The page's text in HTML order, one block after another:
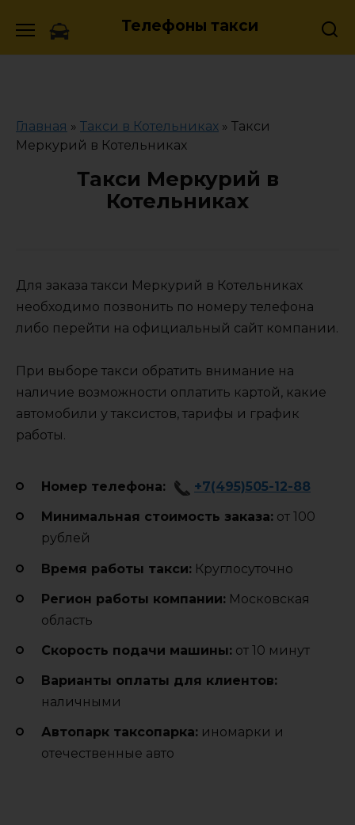
Телефоны такси
Главная » Такси в Котельниках » Такси
Меркурий в Котельниках
Такси Меркурий в
Котельниках
Для заказа такси Меркурий в Котельниках
необходимо позвонить по номеру телефона
либо перейти на официальный сайт компании.
При выборе такси обратить внимание на
наличие возможности оплатить картой, какие
автомобили у таксистов, тарифы и график
работы.
Номер телефона: +7(495)505-12-88
Минимальная стоимость заказа: от 100
рублей
Время работы такси: Круглосуточно
Регион работы компании: Московская
область
Cкорость подачи машины: от 10 минут
Варианты оплаты для клиентов:
наличными
Автопарк таксопарка: иномарки и
отечественные авто